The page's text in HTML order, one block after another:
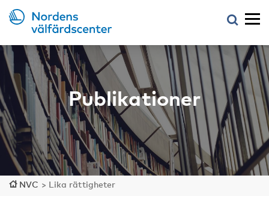
Publikationer
NVC > Lika rättigheter